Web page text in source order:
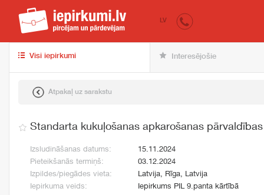
iepirkumi.lv
LV
Visi iepirkumi Interesējošie
Atpakaļ uz sarakstu
Standarta kukuļošanas apkarošanas
Izsludināšanas datums:
15.11.2024
Pieteikšanās termiņš:
03.12.2024
Izpildes/piegādes vieta:
Latvija, Rīga, Latvija
Iepirkuma veids:
Iepirkums PIL 9.panta kārtībā